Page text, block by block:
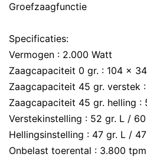
Groefzaagfunctie
Specificaties:
Vermogen : 2.000 Watt
Zaagcapaciteit 0 gr. : 104 x
Zaagcapaciteit 45 gr. verstek
Zaagcapaciteit 45 gr. helling :
Verstekinstelling : 52 gr. L / 60
Hellingsinstelling : 47 gr. L /
Onbelast toerental : 3.800 tpm